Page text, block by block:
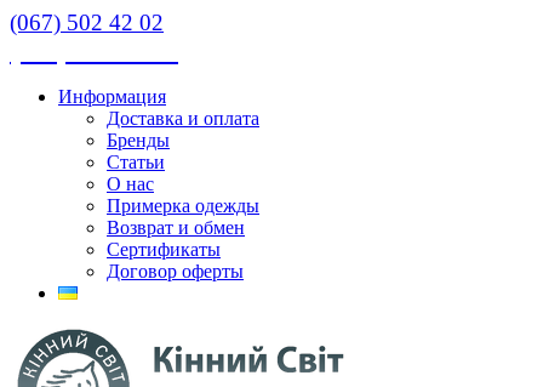
(067) 502 42 02
Информация
Доставка и оплата
Бренды
Статьи
О нас
Примерка одежды
Возврат и обмен
Сертификаты
Договор оферты